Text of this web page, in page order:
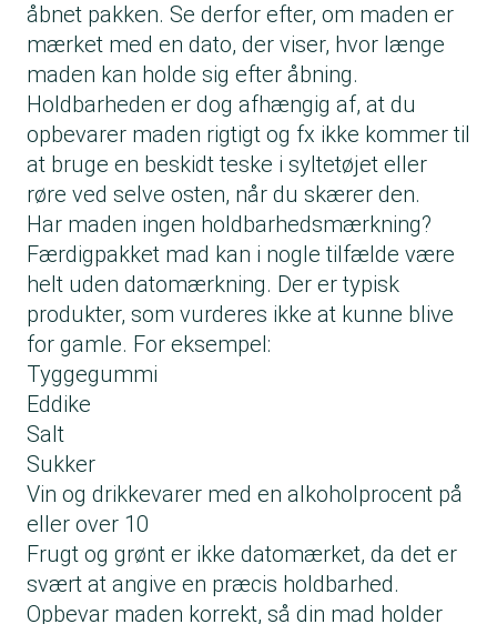
åbnet pakken. Se derfor efter, om maden er
mærket med en dato, der viser, hvor længe
maden kan holde sig efter åbning.
Holdbarheden er dog afhængig af, at du
opbevarer maden rigtigt og fx ikke kommer til
at bruge en beskidt teske i syltetøjet eller
røre ved selve osten, når du skærer den.
Har maden ingen holdbarhedsmærkning?
Færdigpakket mad kan i nogle tilfælde være
helt uden datomærkning. Der er typisk
produkter, som vurderes ikke at kunne blive
for gamle. For eksempel:
Tyggegummi
Eddike
Salt
Sukker
Vin og drikkevarer med en alkoholprocent på
eller over 10
Frugt og grønt er ikke datomærket, da det er
svært at angive en præcis holdbarhed.
Opbevar maden korrekt, så din mad holder